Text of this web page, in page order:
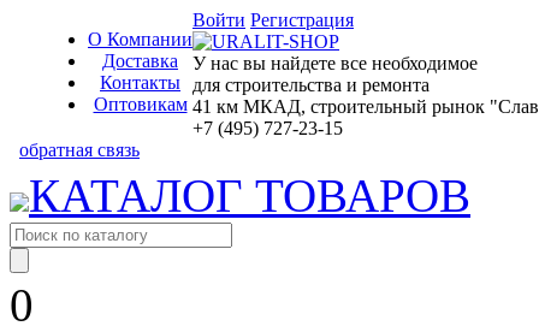
О Компании
Доставка
Контакты
Оптовикам
Войти Регистрация
У нас вы найдете все необходимое
для строительства и ремонта
41 км МКАД, строительный рынок
+7 (495) 727-23-15
обратная связь
КАТАЛОГ ТОВАРОВ
0